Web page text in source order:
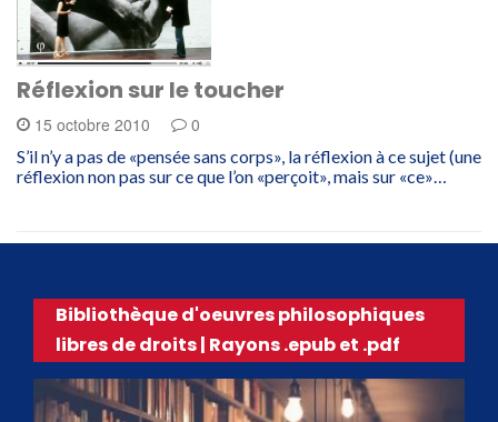
Réflexion sur le toucher
15 octobre 2010 0
S’il n’y a pas de «pensée sans corps», la réflexion à ce sujet (une
réflexion non pas sur ce que l’on «perçoit», mais sur «ce»…
Bibliothèque d'oeuvres philosophiques
libres de droits | Rayons .epub et .pdf